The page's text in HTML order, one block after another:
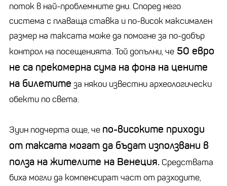
поток в най-проблемните дни. Според него
система с плаваща ставка и по-висок максимален
размер на таксата може да помогне за по-добър
контрол на посещенията. Той допълни, че 50 евро
не са прекомерна сума на фона на цените
на билетите за някои известни археологически
обекти по света.
Зуин подчерта още, че по-високите приходи
от таксата могат да бъдат използвани в
полза на жителите на Венеция. Средствата
биха могли да компенсират част от разходите,